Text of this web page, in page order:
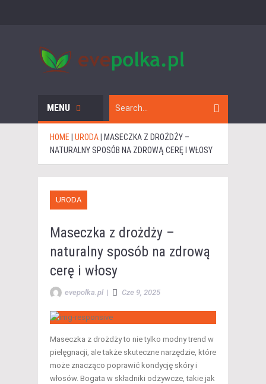
MENU
HOME | URODA| MASECZKA Z DROŻDŻY –
NATURALNY SPOSÓB NA ZDROWĄ CERĘ I WŁOSY
URODA
Maseczka z drożdży –
naturalny sposób na zdrową
cerę i włosy
evepolka.pl | Cze 9, 2025
Maseczka z drożdży to nie tylko modny trend w
pielęgnacji, ale także skuteczne narzędzie, które
może znacząco poprawić kondycję skóry i
włosów. Bogata w składniki odżywcze, takie jak